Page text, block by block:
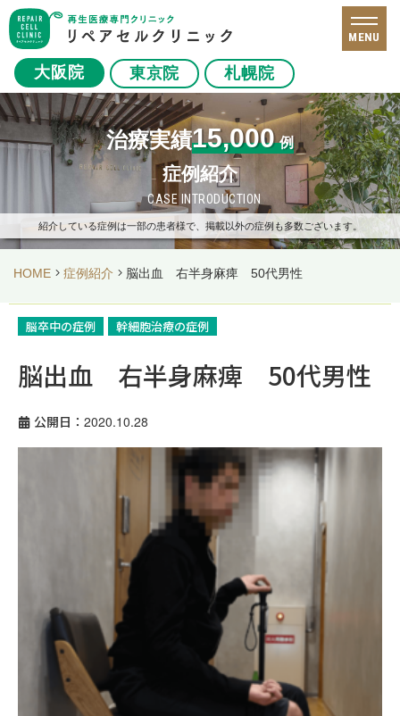
大阪院 東京院 札幌院
MENU
治療実績15,000 例
症例紹介
CASE INTRODUCTION
紹介している症例は一部の患者様で、掲載以外の症例も多数ございます。
HOME 症例紹介 脳出血 右半身麻痺 50代男性
脳卒中の症例 幹細胞治療の症例
脳出血 右半身麻痺 50代男性
公開日：2020.10.28